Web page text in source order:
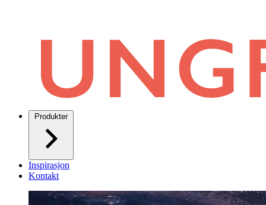
Produkter
Inspirasjon
Kontakt